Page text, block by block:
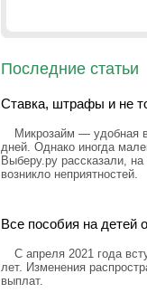
Последние статьи
Ставка, штрафы и не
Микрозайм — удобная
дней. Однако иногда
Выберу.ру рассказали,
возникло неприятностей.
Все пособия на детей
С апреля 2021 года
лет. Изменения
выплат.